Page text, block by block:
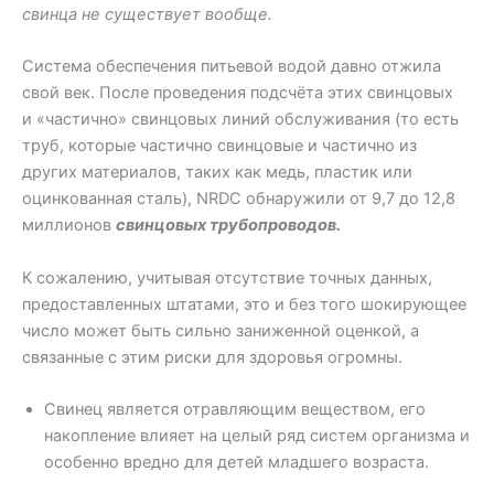
свинца не существует вообще.
Система обеспечения питьевой водой давно отжила
свой век. После проведения подсчёта этих свинцовых
и «частично» свинцовых линий обслуживания (то есть
труб, которые частично свинцовые и частично из
других материалов, таких как медь, пластик или
оцинкованная сталь), NRDC обнаружили от 9,7 до 12,8
миллионов свинцовых трубопроводов.
К сожалению, учитывая отсутствие точных данных,
предоставленных штатами, это и без того шокирующее
число может быть сильно заниженной оценкой, а
связанные с этим риски для здоровья огромны.
Свинец является отравляющим веществом, его
накопление влияет на целый ряд систем организма и
особенно вредно для детей младшего возраста.